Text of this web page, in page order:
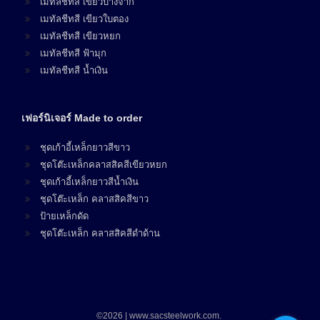
เมทัลชีทสี เขียวใบตอง
เมทัลชีทสี เขียวหยก
เมทัลชีทสี ฟ้ามุก
เมทัลชีทสี น้ำเงิน
เฟอร์นิเจอร์ Made to order
ชุดเก้าอี้เหล็กยาวสีขาว
ชุดโต๊ะเหล็กคลาสสิคสีเขียวหยก
ชุดเก้าอี้เหล็กยาวสีน้ำเงิน
ชุดโต๊ะเหล็ก คลาสสิคสีขาว
ป้ายเหล็กดัด
ชุดโต๊ะเหล็ก คลาสสิคสีดำด้าน
©2026 | www.sacsteelwork.com.